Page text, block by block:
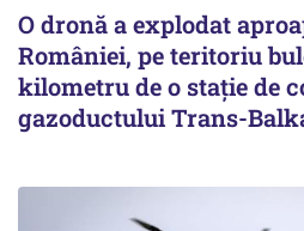
O dronă a explodat
României, pe teritoriu
kilometru de o stație de
gazoductului Trans-